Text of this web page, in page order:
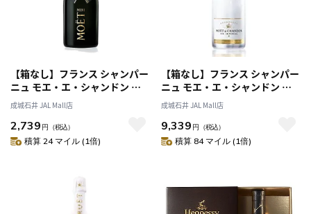
【箱なし】フランス シャンパー
ニュ モエ・エ・シャンドン ロ
ゼ アンペリアル 200ml | MHD
正規輸入品
成城石井 JAL Mall店
2,739 円 （税込）
積算 24 マイル (1倍)
【箱なし】フランス シャンパー
ニュ モエ・エ・シャンドン ア
イスアンペリアル 750ml | MHD
正規輸入品
成城石井 JAL Mall店
9,339 円 （税込）
積算 84 マイル (1倍)